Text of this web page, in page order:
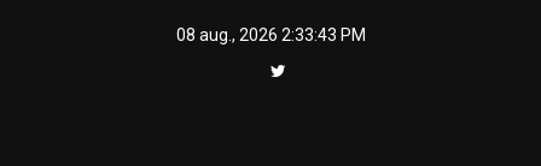
08 aug., 2026 2:33:43 PM